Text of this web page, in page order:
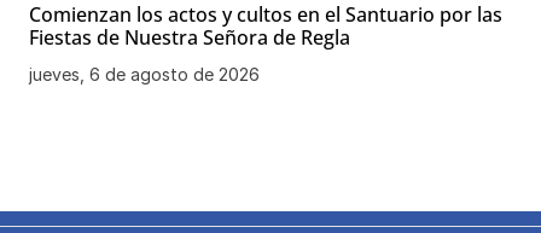
Comienzan los actos y cultos en el Santuario por las
Fiestas de Nuestra Señora de Regla
jueves, 6 de agosto de 2026